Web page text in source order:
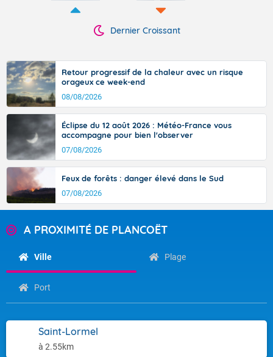
Dernier Croissant
Retour progressif de la chaleur avec un risque
orageux ce week-end
08/08/2026
Éclipse du 12 août 2026 : Météo-France vous
accompagne pour bien l'observer
07/08/2026
Feux de forêts : danger élevé dans le Sud
07/08/2026
A PROXIMITÉ DE PLANCOËT
Ville Plage
Port
Saint-Lormel
à 2.55km